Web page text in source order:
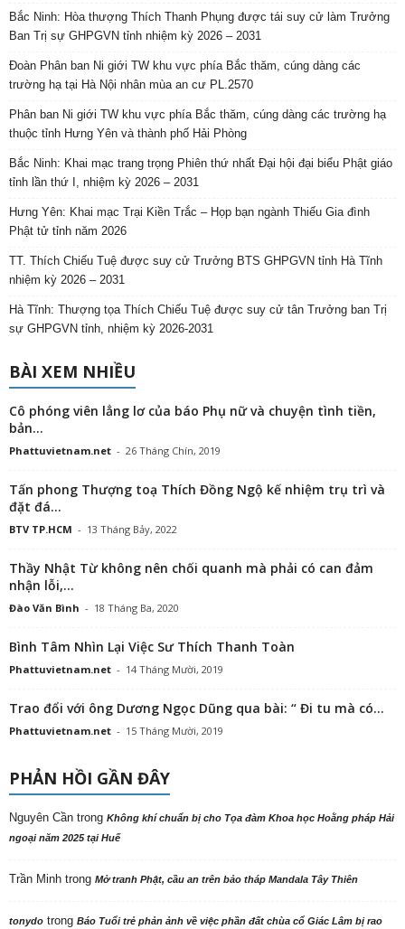
Bắc Ninh: Hòa thượng Thích Thanh Phụng được tái suy cử làm Trưởng
Ban Trị sự GHPGVN tỉnh nhiệm kỳ 2026 – 2031
Đoàn Phân ban Ni giới TW khu vực phía Bắc thăm, cúng dàng các
trường hạ tại Hà Nội nhân mùa an cư PL.2570
Phân ban Ni giới TW khu vực phía Bắc thăm, cúng dàng các trường hạ
thuộc tỉnh Hưng Yên và thành phố Hải Phòng
Bắc Ninh: Khai mạc trang trọng Phiên thứ nhất Đại hội đại biểu Phật giáo
tỉnh lần thứ I, nhiệm kỳ 2026 – 2031
Hưng Yên: Khai mạc Trại Kiền Trắc – Họp bạn ngành Thiếu Gia đình
Phật tử tỉnh năm 2026
TT. Thích Chiếu Tuệ được suy cử Trưởng BTS GHPGVN tỉnh Hà Tĩnh
nhiệm kỳ 2026 – 2031
Hà Tĩnh: Thượng tọa Thích Chiếu Tuệ được suy cử tân Trưởng ban Trị
sự GHPGVN tỉnh, nhiệm kỳ 2026-2031
BÀI XEM NHIỀU
Cô phóng viên lẳng lơ của báo Phụ nữ và chuyện tình tiền,
bản...
Phattuvietnam.net - 26 Tháng Chín, 2019
Tấn phong Thượng toạ Thích Đồng Ngộ kế nhiệm trụ trì và
đặt đá...
BTV TP.HCM - 13 Tháng Bảy, 2022
Thầy Nhật Từ không nên chối quanh mà phải có can đảm
nhận lỗi,...
Đào Văn Bình - 18 Tháng Ba, 2020
Bình Tâm Nhìn Lại Việc Sư Thích Thanh Toàn
Phattuvietnam.net - 14 Tháng Mười, 2019
Trao đổi với ông Dương Ngọc Dũng qua bài: “ Đi tu mà có...
Phattuvietnam.net - 15 Tháng Mười, 2019
PHẢN HỒI GẦN ĐÂY
Nguyên Cần trong Không khí chuẩn bị cho Tọa đàm Khoa học Hoằng pháp Hải
ngoại năm 2025 tại Huế
Trần Minh trong Mở tranh Phật, cầu an trên bảo tháp Mandala Tây Thiên
tonydo trong Báo Tuổi trẻ phản ảnh về việc phần đất chùa cổ Giác Lâm bị rao